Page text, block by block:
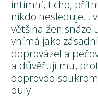
intimní, ticho,
nikdo nesleduje…
většina žen snáze
vnímá jako
doprovázel a
a důvěřují mu,
doprovod
duly.